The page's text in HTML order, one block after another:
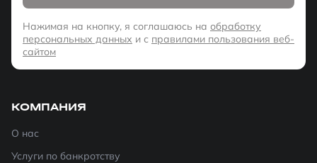
Нажимая на кнопку, я соглашаюсь на обработку
персональных данных и с правилами пользования веб-
сайтом
КОМПАНИЯ
О нас
Услуги по банкротству